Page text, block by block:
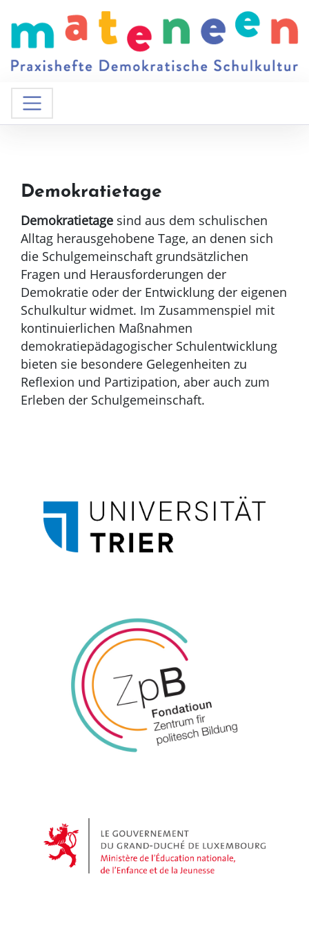
Demokratietage
Demokratietage sind aus dem schulischen
Alltag herausgehobene Tage, an denen sich
die Schulgemeinschaft grundsätzlichen
Fragen und Herausforderungen der
Demokratie oder der Entwicklung der eigenen
Schulkultur widmet. Im Zusammenspiel mit
kontinuierlichen Maßnahmen
demokratiepädagogischer Schulentwicklung
bieten sie besondere Gelegenheiten zu
Reflexion und Partizipation, aber auch zum
Erleben der Schulgemeinschaft.